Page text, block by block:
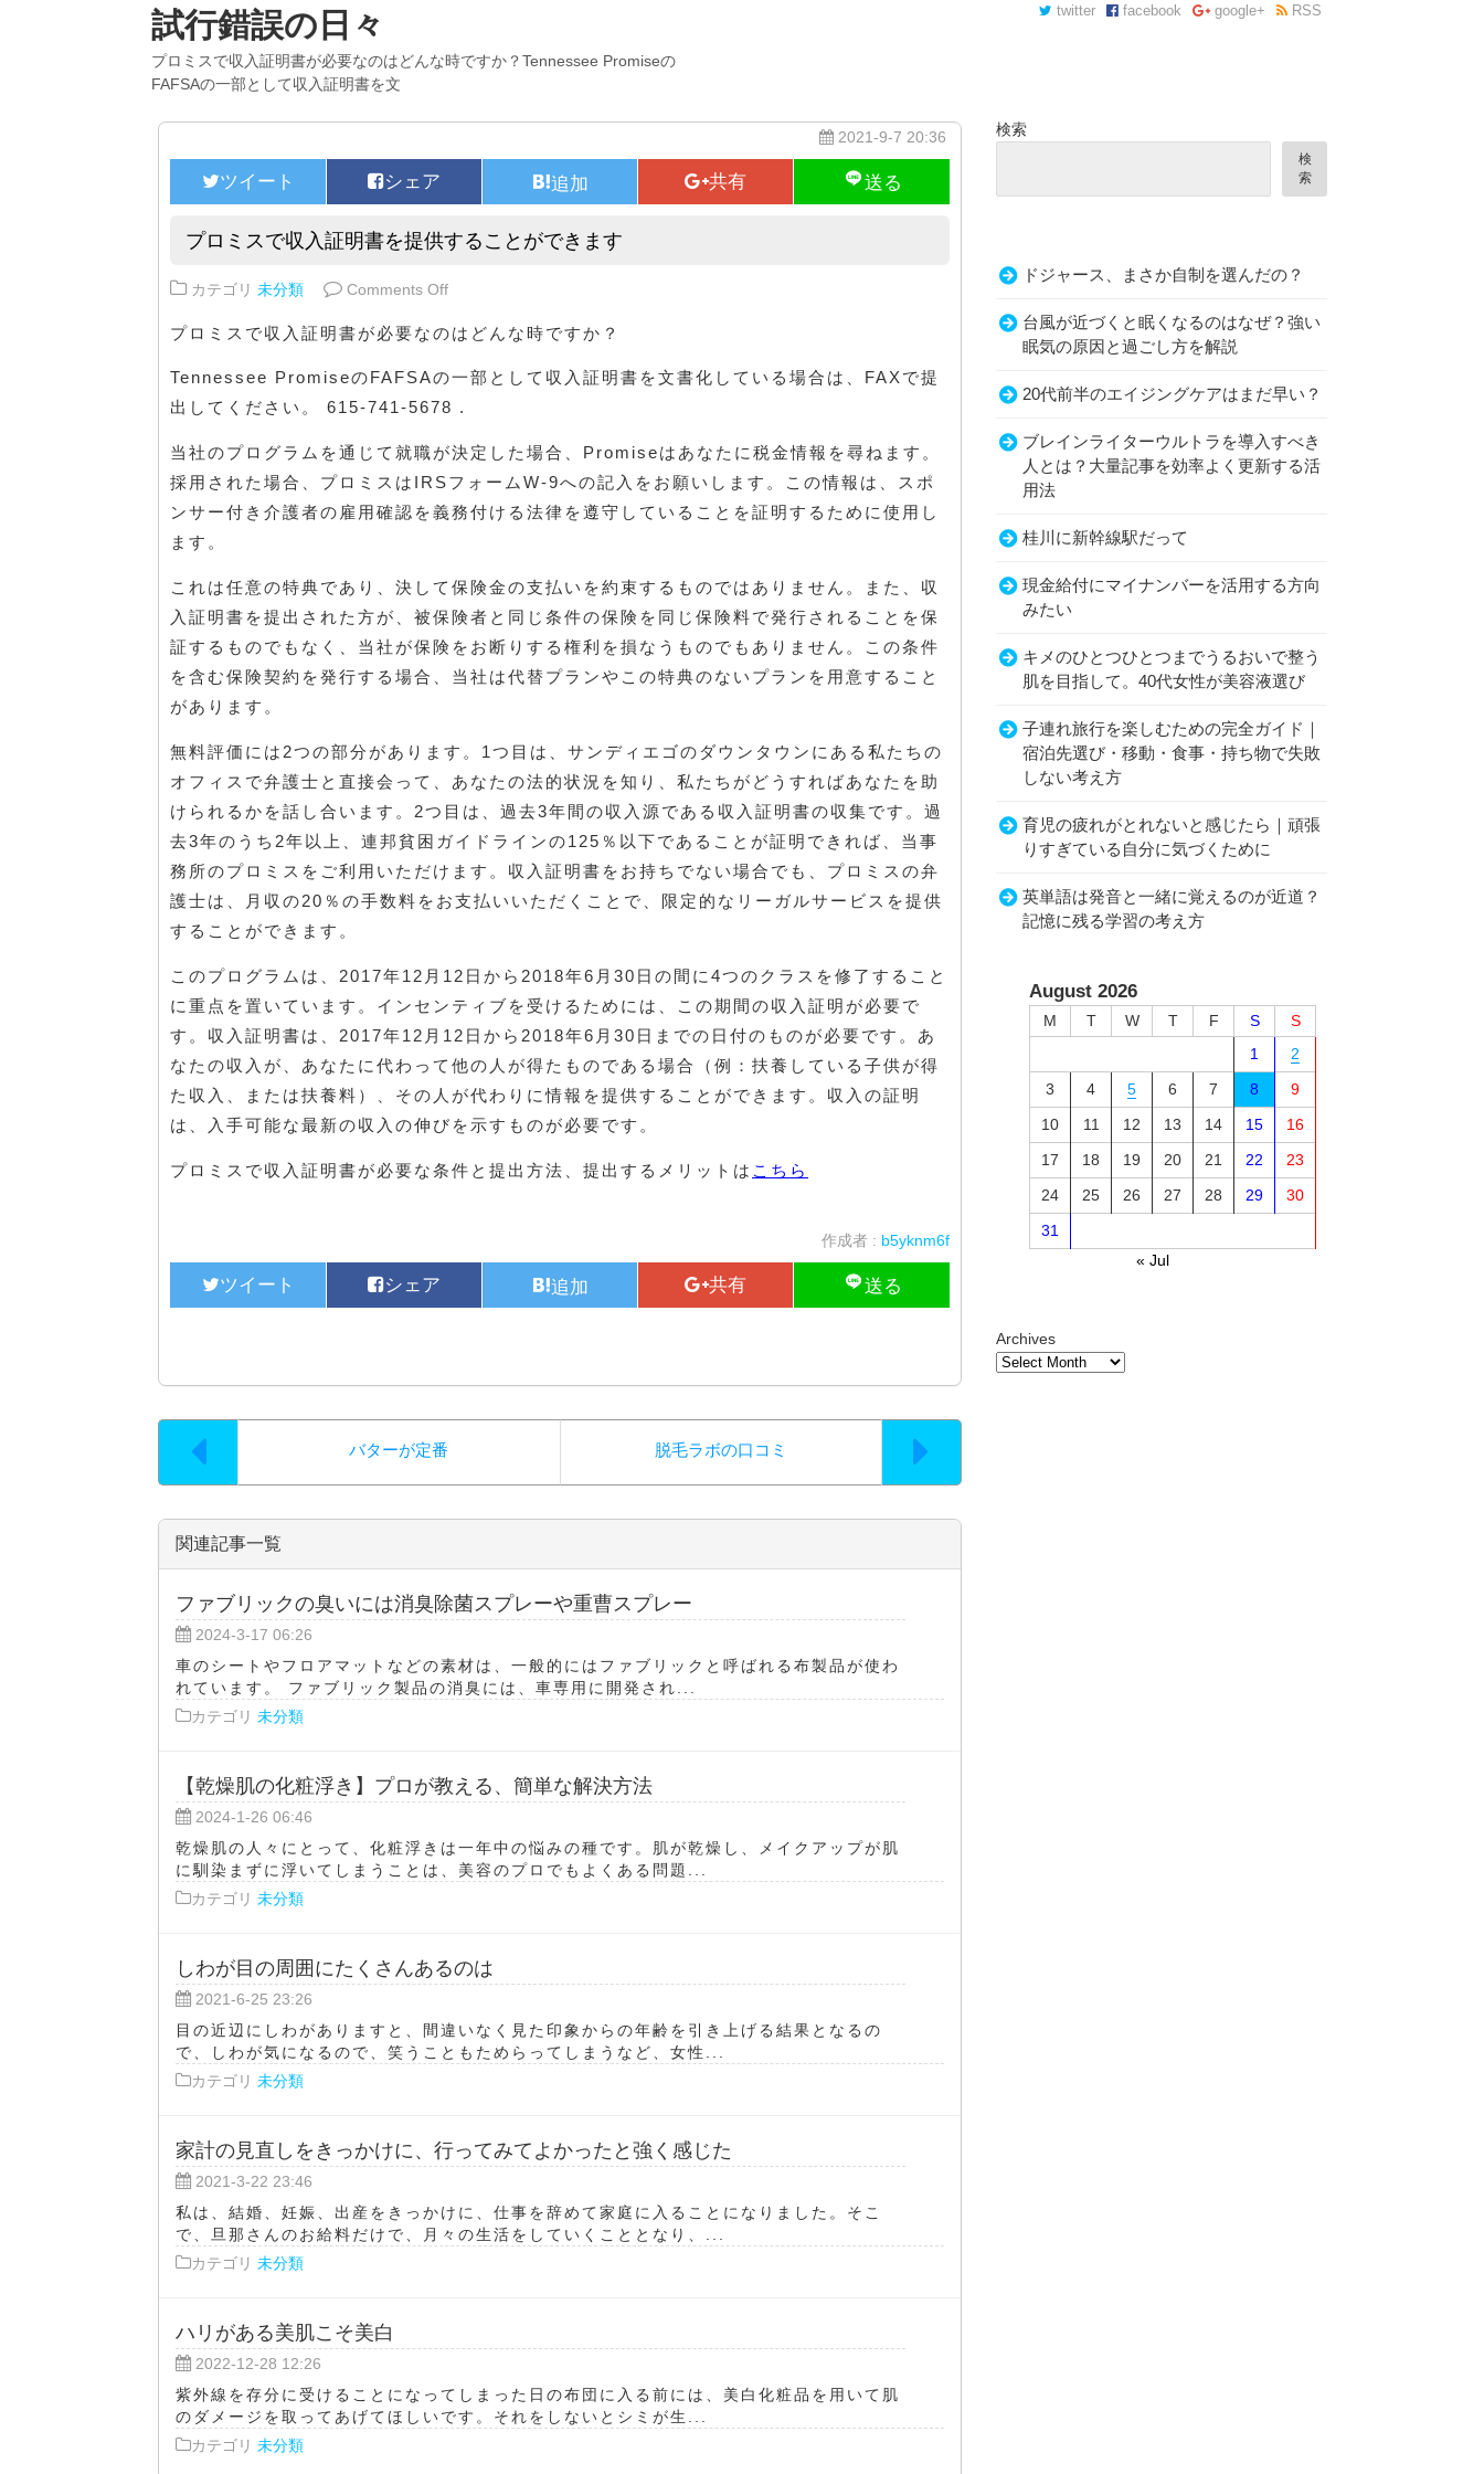
試行錯誤の日々
プロミスで収入証明書が必要なのはどんな時ですか？Tennessee Promiseの
FAFSAの一部として収入証明書を文
twitter facebook google+ RSS
2021-9-7 20:36
プロミスで収入証明書を提供することができます
カテゴリ 未分類 Comments Offon プロミスで収入証明書を提供することができます
プロミスで収入証明書が必要なのはどんな時ですか？
Tennessee PromiseのFAFSAの一部として収入証明書を文書化している場合は、FAXで提
出してください。 615-741-5678 .
当社のプログラムを通じて就職が決定した場合、Promiseはあなたに税金情報を尋ねます。
採用された場合、プロミスはIRSフォームW-9への記入をお願いします。この情報は、スポ
ンサー付き介護者の雇用確認を義務付ける法律を遵守していることを証明するために使用し
ます。
これは任意の特典であり、決して保険金の支払いを約束するものではありません。また、収
入証明書を提出された方が、被保険者と同じ条件の保険を同じ保険料で発行されることを保
証するものでもなく、当社が保険をお断りする権利を損なうものでもありません。この条件
を含む保険契約を発行する場合、当社は代替プランやこの特典のないプランを用意すること
があります。
無料評価には2つの部分があります。1つ目は、サンディエゴのダウンタウンにある私たちの
オフィスで弁護士と直接会って、あなたの法的状況を知り、私たちがどうすればあなたを助
けられるかを話し合います。2つ目は、過去3年間の収入源である収入証明書の収集です。過
去3年のうち2年以上、連邦貧困ガイドラインの125％以下であることが証明できれば、当事
務所のプロミスをご利用いただけます。収入証明書をお持ちでない場合でも、プロミスの弁
護士は、月収の20％の手数料をお支払いいただくことで、限定的なリーガルサービスを提供
することができます。
このプログラムは、2017年12月12日から2018年6月30日の間に4つのクラスを修了すること
に重点を置いています。インセンティブを受けるためには、この期間の収入証明が必要で
す。収入証明書は、2017年12月12日から2018年6月30日までの日付のものが必要です。あ
なたの収入が、あなたに代わって他の人が得たものである場合（例：扶養している子供が得
た収入、または扶養料）、その人が代わりに情報を提供することができます。収入の証明
は、入手可能な最新の収入の伸びを示すものが必要です。
プロミスで収入証明書が必要な条件と提出方法、提出するメリットは こちら
作成者 : b5yknm6f
バターが定番 脱毛ラボの口コミ
関連記事一覧
ファブリックの臭いには消臭除菌スプレーや重曹スプレー
2024-3-17 06:26
車のシートやフロアマットなどの素材は、一般的にはファブリックと呼ばれる布製品が使わ
れています。 ファブリック製品の消臭には、車専用に開発され...
カテゴリ 未分類
【乾燥肌の化粧浮き】プロが教える、簡単な解決方法
2024-1-26 06:46
乾燥肌の人々にとって、化粧浮きは一年中の悩みの種です。肌が乾燥し、メイクアップが肌
に馴染まずに浮いてしまうことは、美容のプロでもよくある問題...
カテゴリ 未分類
しわが目の周囲にたくさんあるのは
2021-6-25 23:26
目の近辺にしわがありますと、間違いなく見た印象からの年齢を引き上げる結果となるの
で、しわが気になるので、笑うこともためらってしまうなど、女性...
カテゴリ 未分類
家計の見直しをきっかけに、行ってみてよかったと強く感じた
2021-3-22 23:46
私は、結婚、妊娠、出産をきっかけに、仕事を辞めて家庭に入ることになりました。そこ
で、旦那さんのお給料だけで、月々の生活をしていくこととなり、...
カテゴリ 未分類
ハリがある美肌こそ美白
2022-12-28 12:26
紫外線を存分に受けることになってしまった日の布団に入る前には、美白化粧品を用いて肌
のダメージを取ってあげてほしいです。それをしないとシミが生...
カテゴリ 未分類
検索
検
索
ドジャース、まさか自制を選んだの？
台風が近づくと眠くなるのはなぜ？強い
眠気の原因と過ごし方を解説
20代前半のエイジングケアはまだ早い？
ブレインライターウルトラを導入すべき
人とは？大量記事を効率よく更新する活
用法
桂川に新幹線駅だって
現金給付にマイナンバーを活用する方向
みたい
キメのひとつひとつまでうるおいで整う
肌を目指して。40代女性が美容液選び
子連れ旅行を楽しむための完全ガイド｜
宿泊先選び・移動・食事・持ち物で失敗
しない考え方
育児の疲れがとれないと感じたら｜頑張
りすぎている自分に気づくために
英単語は発音と一緒に覚えるのが近道？
記憶に残る学習の考え方
August 2026
M T W T F S
S
1
2
3
4 5 6 7 8
9
10
11 12 13 14 15
16
17
18 19 20 21 22
23
24
25 26 27 28 29
30
31
« Jul
Archives